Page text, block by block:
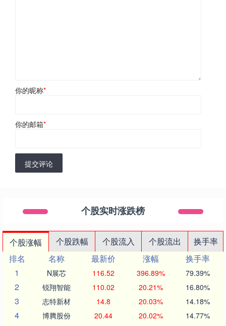
你的昵称*
你的邮箱*
提交评论
个股实时涨跌榜
个股涨幅 个股跌幅 个股流入 个股流出
换手率
排名
名称 最新价 涨幅
换手率
1
N展芯 116.52 396.89% 79.39%
2 锐翔智能 110.02 20.21% 16.80%
3 志特新材 14.8 20.03% 14.18%
4 博腾股份 20.44 20.02% 14.77%